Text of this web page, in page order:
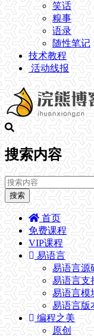
笑话
糗事
语录
随性笔记
技术教程
活动线报
搜索内容
搜索
首页
免费课程
VIP课程
易语言
易语言源
易语言支
易语言模
易语言版
编程之美
原创